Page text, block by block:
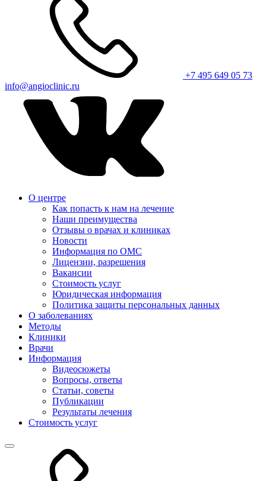
+7 495 649 05 73
info@angioclinic.ru
О центре
Как попасть к нам на лечение
Наши преимущества
Отзывы о врачах и клиниках
Новости
Информация по ОМС
Лицензии, разрешения
Вакансии
Стоимость услуг
Юридическая информация
Политика защиты персональных данных
О заболеваниях
Методы
Клиники
Врачи
Информация
Видеосюжеты
Вопросы, ответы
Статьи, советы
Публикации
Результаты лечения
Стоимость услуг